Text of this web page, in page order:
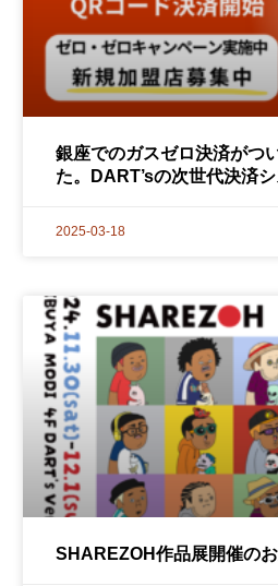
銀座でのガスゼロ決済がつ
た。DART’sの次世代決済
2025-03-18
SHAREZOH作品展開催の